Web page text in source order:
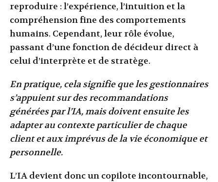
reproduire : l’expérience, l’intuition et la
compréhension fine des comportements
humains. Cependant, leur rôle évolue,
passant d’une fonction de décideur direct à
celui d’interprète et de stratège.
En pratique, cela signifie que les gestionnaires
s’appuient sur des recommandations
générées par l’IA, mais doivent ensuite les
adapter au contexte particulier de chaque
client et aux imprévus de la vie économique et
personnelle.
L’IA devient donc un copilote incontournable,